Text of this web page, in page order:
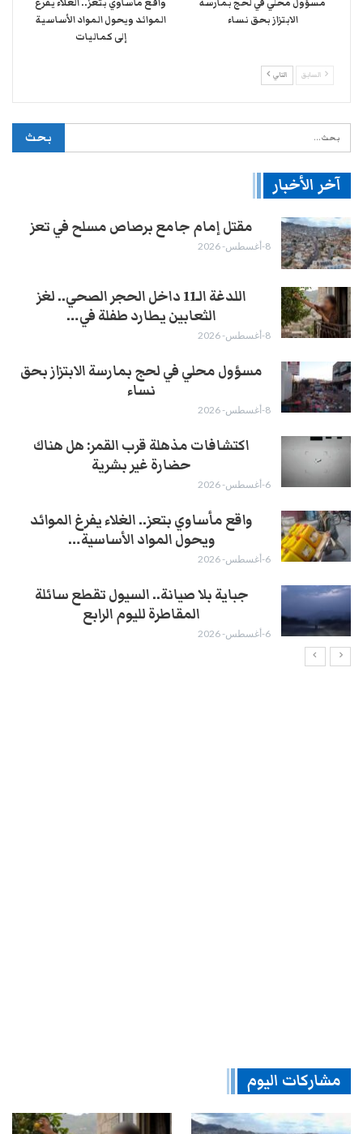
الابتزاز بحق نساء
الموائد ويحول المواد الأساسية
إلى كماليات
السابق التالي
آخر الأخبار
مقتل إمام جامع برصاص مسلح في تعز
8-أغسطس- 2026
اللدغة الـ11 داخل الحجر الصحي.. لغز
الثعابين يطارد طفلة في…
8-أغسطس- 2026
مسؤول محلي في لحج بمارسة الابتزاز بحق
نساء
8-أغسطس- 2026
اكتشافات مذهلة قرب القمر: هل هناك
حضارة غير بشرية
6-أغسطس- 2026
واقع مأساوي بتعز.. الغلاء يفرغ الموائد
ويحول المواد الأساسية…
6-أغسطس- 2026
جباية بلا صيانة.. السيول تقطع سائلة
المقاطرة لليوم الرابع
6-أغسطس- 2026
مشاركات اليوم